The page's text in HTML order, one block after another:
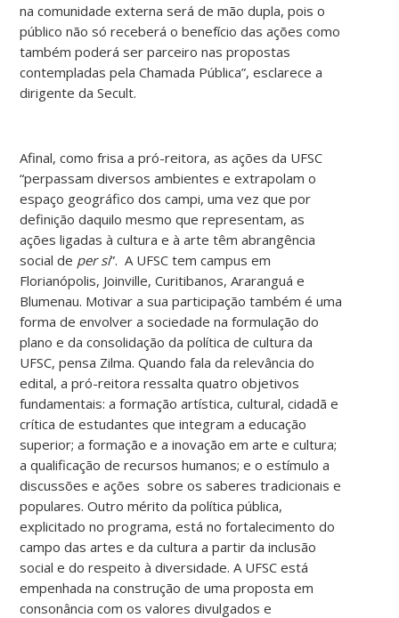
na comunidade externa será de mão dupla, pois o
público não só receberá o benefício das ações como
também poderá ser parceiro nas propostas
contempladas pela Chamada Pública”, esclarece a
dirigente da Secult.
Afinal, como frisa a pró-reitora, as ações da UFSC
“perpassam diversos ambientes e extrapolam o
espaço geográfico dos campi, uma vez que por
definição daquilo mesmo que representam, as
ações ligadas à cultura e à arte têm abrangência
social de per si”. A UFSC tem campus em
Florianópolis, Joinville, Curitibanos, Araranguá e
Blumenau. Motivar a sua participação também é uma
forma de envolver a sociedade na formulação do
plano e da consolidação da política de cultura da
UFSC, pensa Zilma. Quando fala da relevância do
edital, a pró-reitora ressalta quatro objetivos
fundamentais: a formação artística, cultural, cidadã e
crítica de estudantes que integram a educação
superior; a formação e a inovação em arte e cultura;
a qualificação de recursos humanos; e o estímulo a
discussões e ações sobre os saberes tradicionais e
populares. Outro mérito da política pública,
explicitado no programa, está no fortalecimento do
campo das artes e da cultura a partir da inclusão
social e do respeito à diversidade. A UFSC está
empenhada na construção de uma proposta em
consonância com os valores divulgados e